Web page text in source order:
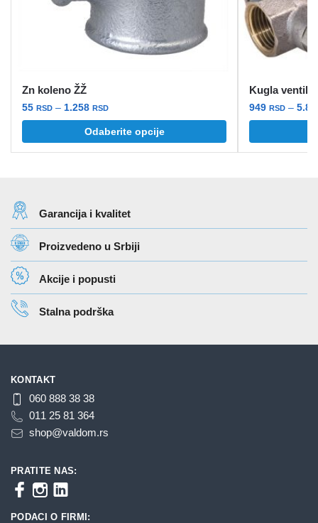
Zn koleno ŽŽ
55 RSD – 1.258 RSDRaspon
cena:
od
55 rsd
Odaberite opcije
varijanti.
Opcije
mogu
biti
izabrane
na
stranici
proizvoda.
Kugla ventil
949 RSD –
Garancija i kvalitet
Proizvedeno u Srbiji
Akcije i popusti
Stalna podrška
KONTAKT
060 888 38 38
011 25 81 364
shop@valdom.rs
PRATITE NAS:
PODACI O FIRMI: